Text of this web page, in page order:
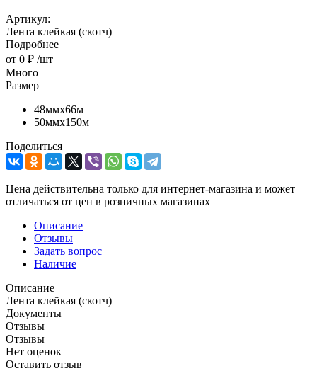
Артикул:
Лента клейкая (скотч)
Подробнее
от 0 ₽ /шт
Много
Размер
48ммх66м
50ммх150м
Поделиться
Цена действительна только для интернет-магазина и может
отличаться от цен в розничных магазинах
Описание
Отзывы
Задать вопрос
Наличие
Описание
Лента клейкая (скотч)
Документы
Отзывы
Отзывы
Нет оценок
Оставить отзыв